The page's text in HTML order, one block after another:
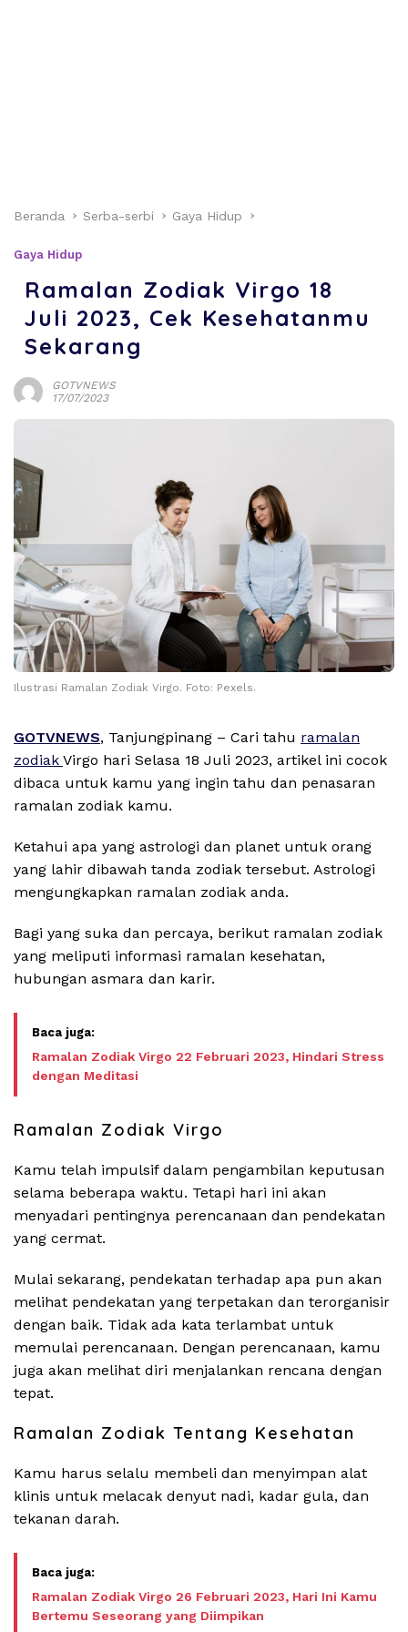
Beranda Serba-serbi Gaya Hidup
Gaya Hidup
Ramalan Zodiak Virgo 18
Juli 2023, Cek Kesehatanmu
Sekarang
GOTVNEWS
17/07/2023
Ilustrasi Ramalan Zodiak Virgo. Foto: Pexels.
GOTVNEWS, Tanjungpinang – Cari tahu ramalan
zodiak Virgo hari Selasa 18 Juli 2023, artikel ini cocok
dibaca untuk kamu yang ingin tahu dan penasaran
ramalan zodiak kamu.
Ketahui apa yang astrologi dan planet untuk orang
yang lahir dibawah tanda zodiak tersebut. Astrologi
mengungkapkan ramalan zodiak anda.
Bagi yang suka dan percaya, berikut ramalan zodiak
yang meliputi informasi ramalan kesehatan,
hubungan asmara dan karir.
Ramalan Zodiak Virgo 22 Februari 2023, Hindari Stress
dengan Meditasi
Ramalan Zodiak Virgo
Kamu telah impulsif dalam pengambilan keputusan
selama beberapa waktu. Tetapi hari ini akan
menyadari pentingnya perencanaan dan pendekatan
yang cermat.
Mulai sekarang, pendekatan terhadap apa pun akan
melihat pendekatan yang terpetakan dan terorganisir
dengan baik. Tidak ada kata terlambat untuk
memulai perencanaan. Dengan perencanaan, kamu
juga akan melihat diri menjalankan rencana dengan
tepat.
Ramalan Zodiak Tentang Kesehatan
Kamu harus selalu membeli dan menyimpan alat
klinis untuk melacak denyut nadi, kadar gula, dan
tekanan darah.
Ramalan Zodiak Virgo 26 Februari 2023, Hari Ini Kamu
Bertemu Seseorang yang Diimpikan